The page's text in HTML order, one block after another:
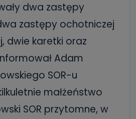
dwa zastępy
zastępy ochotniczej
dwie karetki oraz
Adam
SOR-u
małżeństwo
SOR przytomne, w